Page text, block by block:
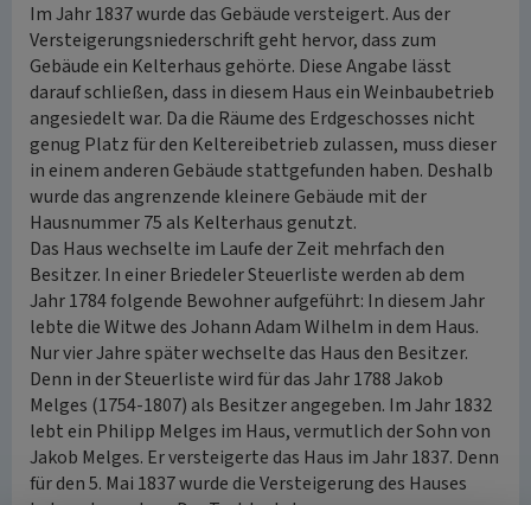
Im Jahr 1837 wurde das Gebäude versteigert. Aus der
Versteigerungsniederschrift geht hervor, dass zum
Gebäude ein Kelterhaus gehörte. Diese Angabe lässt
darauf schließen, dass in diesem Haus ein Weinbaubetrieb
angesiedelt war. Da die Räume des Erdgeschosses nicht
genug Platz für den Keltereibetrieb zulassen, muss dieser
in einem anderen Gebäude stattgefunden haben. Deshalb
wurde das angrenzende kleinere Gebäude mit der
Hausnummer 75 als Kelterhaus genutzt.
Das Haus wechselte im Laufe der Zeit mehrfach den
Besitzer. In einer Briedeler Steuerliste werden ab dem
Jahr 1784 folgende Bewohner aufgeführt: In diesem Jahr
lebte die Witwe des Johann Adam Wilhelm in dem Haus.
Nur vier Jahre später wechselte das Haus den Besitzer.
Denn in der Steuerliste wird für das Jahr 1788 Jakob
Melges (1754-1807) als Besitzer angegeben. Im Jahr 1832
lebt ein Philipp Melges im Haus, vermutlich der Sohn von
Jakob Melges. Er versteigerte das Haus im Jahr 1837. Denn
für den 5. Mai 1837 wurde die Versteigerung des Hauses